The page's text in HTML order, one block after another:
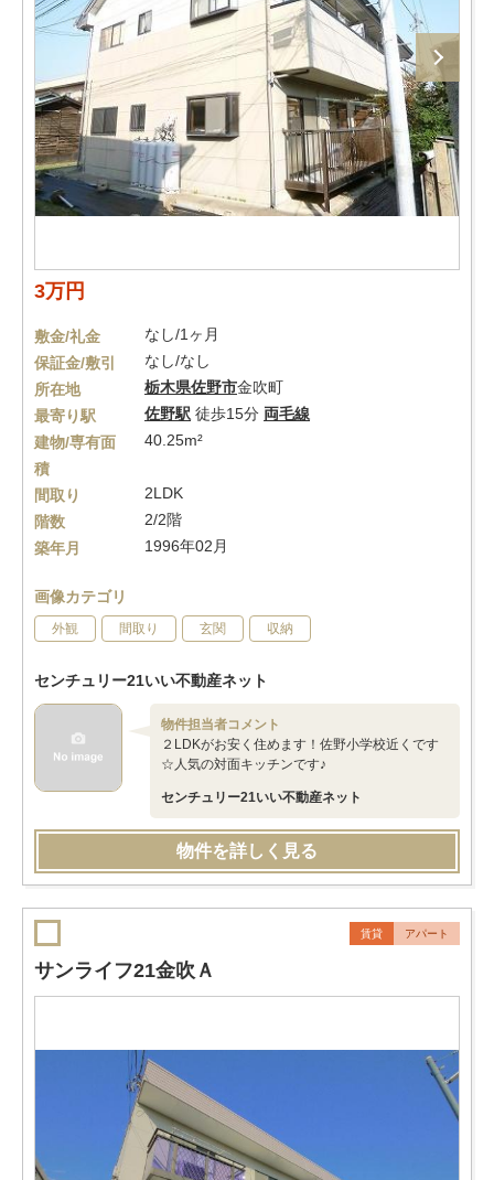
3万円
敷金/礼金
なし/1ヶ月
保証金/敷引
なし/なし
所在地
栃木県佐野市金吹町
最寄り駅
佐野駅 徒歩15分 両毛線
建物/専有面
積
40.25m²
間取り
2LDK
階数
2/2階
築年月
1996年02月
画像カテゴリ
外観 間取り 玄関 収納
センチュリー21いい不動産ネット
物件担当者コメント
２LDKがお安く住めます！佐野小学校近くです
☆人気の対面キッチンです♪
センチュリー21いい不動産ネット
物件を詳しく見る
賃貸 アパート
サンライフ21金吹Ａ